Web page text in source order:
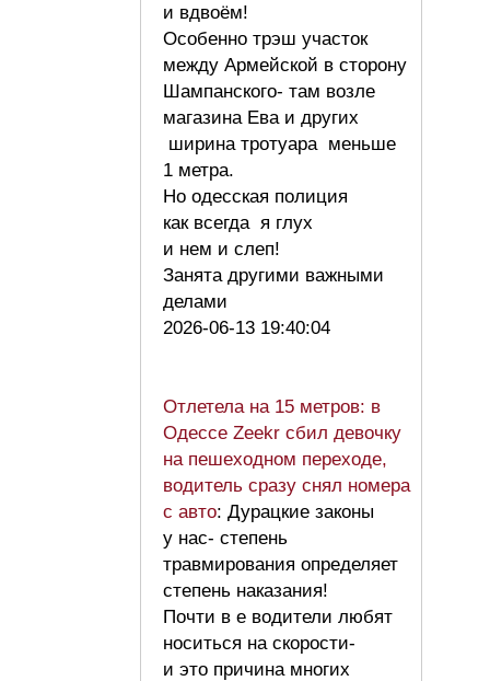
и вдвоём!
Особенно трэш участок
между Армейской в сторону
Шампанского- там возле
магазина Ева и других
ширина тротуара меньше
1 метра.
Но одесская полиция
как всегда я глух
и нем и слеп!
Занята другими важными
делами
2026-06-13 19:40:04
Отлетела на 15 метров: в
Одессе Zeekr сбил девочку
на пешеходном переходе,
водитель сразу снял номера
с авто: Дурацкие законы
у нас- степень
травмирования определяет
степень наказания!
Почти в е водители любят
носиться на скорости-
и это причина многих